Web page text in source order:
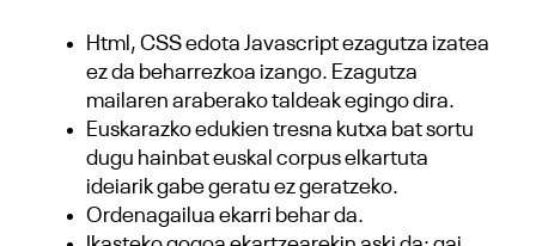
Html, CSS edota Javascript ezagutza izatea
ez da beharrezkoa izango. Ezagutza
mailaren araberako taldeak egingo dira.
Euskarazko edukien tresna kutxa bat sortu
dugu hainbat euskal corpus elkartuta
ideiarik gabe geratu ez geratzeko.
Ordenagailua ekarri behar da.